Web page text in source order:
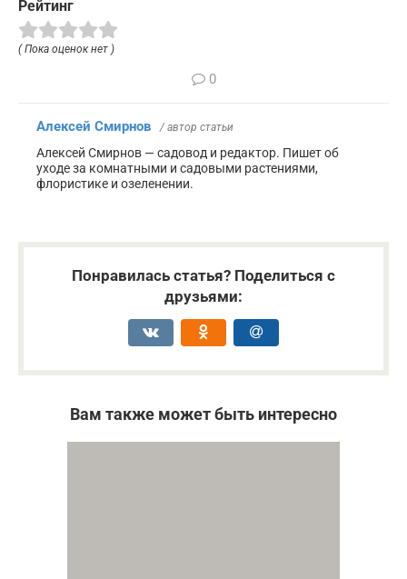
Рейтинг
( Пока оценок нет )
0
Алексей Смирнов / автор статьи
Алексей Смирнов — садовод и редактор. Пишет об
уходе за комнатными и садовыми растениями,
флористике и озеленении.
Понравилась статья? Поделиться с
друзьями:
Вам также может быть интересно